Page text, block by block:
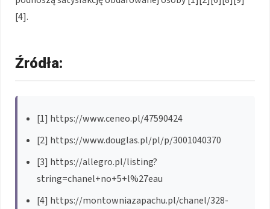
[4].
Źródła:
[1] https://www.ceneo.pl/47590424
[2] https://www.douglas.pl/pl/p/3001040370
[3] https://allegro.pl/listing?
string=chanel+no+5+l%27eau
[4] https://montowniazapachu.pl/chanel/328-